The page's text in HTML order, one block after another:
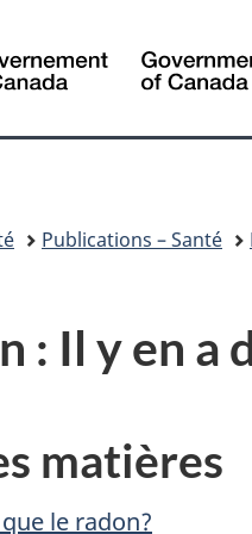
Publications – Santé
: Il y en a
matières
le radon?